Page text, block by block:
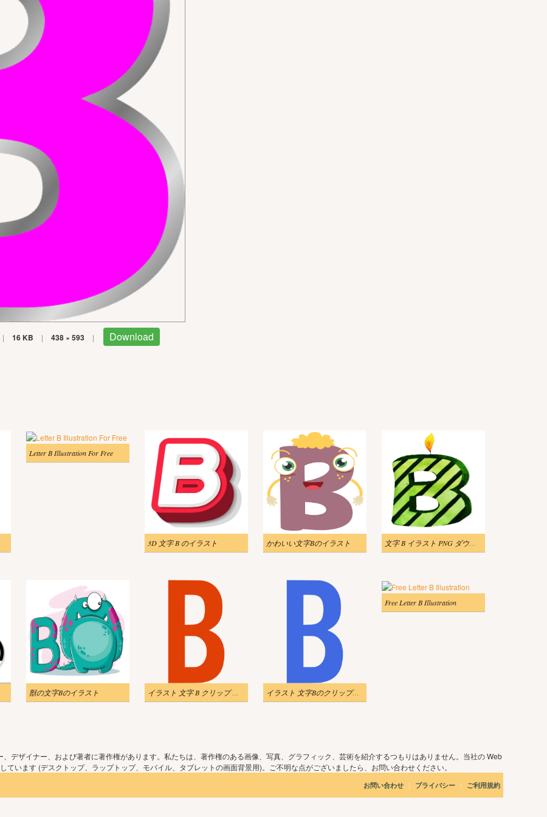
| 16 KB | 438 × 593 | Download
Letter B Illustration For Free
3D 文字 B のイラスト かわいい文字Bのイラスト 文字 B イラスト PNG ダウンロード
獣の文字Bのイラスト イラスト 文字 B クリップ アート 無料 イラスト 文字Bのクリップアートをダウンロード
Free Letter B Illustration
デザイナー、および著者に著作権があります。私たちは、著作権のある画像、写真、グラフィック、芸術を紹介するつもりはありません。当社の Web
います (デスクトップ、ラップトップ、モバイル、タブレットの画面背景用)。ご不明な点がございましたら、お問い合わせください。
お問い合わせ | プライバシー | ご利用規約